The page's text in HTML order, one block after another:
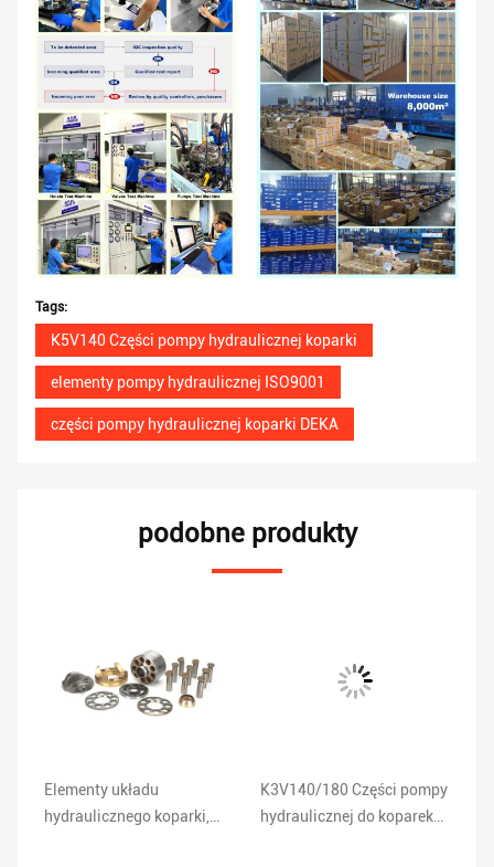
Tags:
K5V140 Części pompy hydraulicznej koparki
elementy pompy hydraulicznej ISO9001
części pompy hydraulicznej koparki DEKA
podobne produkty
Elementy układu
hydraulicznego koparki,
K3V140/180 Części pompy
hydraulicznej do koparek